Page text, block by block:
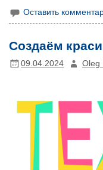
Оставить
Создаём
09.04.2024 Oleg